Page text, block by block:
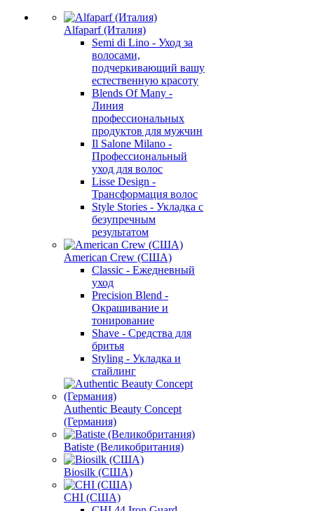
Alfaparf (Италия)
Semi di Lino - Уход за
волосами,
подчеркивающий вашу
естественную красоту
Blends Of Many -
Линия
профессиональных
продуктов для мужчин
Il Salone Milano -
Профессиональный
уход для волос
Lisse Design -
Трансформация волос
Style Stories - Укладка с
безупречным
результатом
American Crew (США)
Classic - Ежедневный
уход
Precision Blend -
Окрашивание и
тонирование
Shave - Средства для
бритья
Styling - Укладка и
стайлинг
Authentic Beauty Concept
(Германия)
Batiste (Великобритания)
Biosilk (США)
CHI (США)